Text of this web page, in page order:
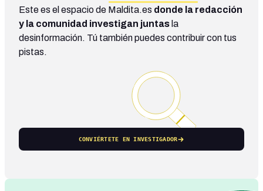
Este es el espacio de Maldita.es donde la redacción
y la comunidad investigan juntas la
desinformación. Tú también puedes contribuir con tus
pistas.
CONVIÉRTETE EN INVESTIGADOR